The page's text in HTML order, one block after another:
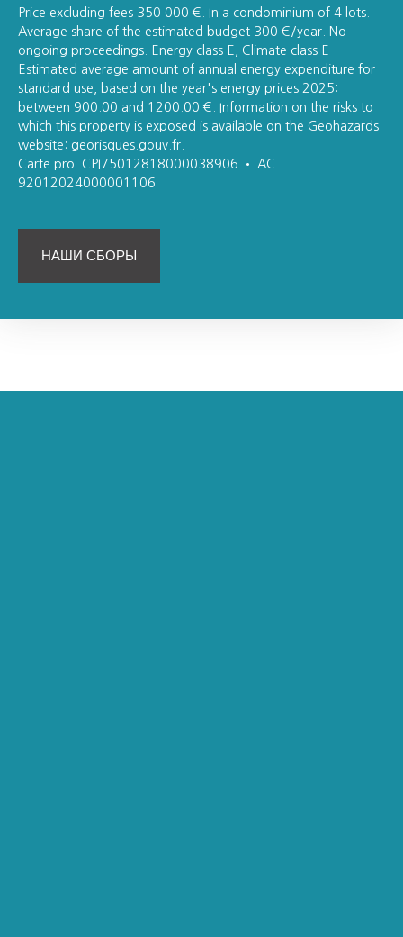
Price excluding fees 350 000 €. In a condominium of 4 lots.
Average share of the estimated budget 300 €/year. No
ongoing proceedings. Energy class E, Climate class E
Estimated average amount of annual energy expenditure for
standard use, based on the year's energy prices 2025:
between 900.00 and 1200.00 €. Information on the risks to
which this property is exposed is available on the Geohazards
website: georisques.gouv.fr.
Carte pro. CPI75012818000038906 • AC
92012024000001106
НАШИ СБОРЫ